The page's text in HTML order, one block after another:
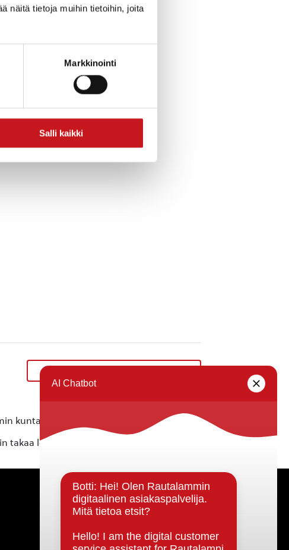
näitä tietoja muihin tietoihin, joita
Markkinointi
Salli kaikki
kunta ei vastaa tietojen oikeellisuudesta.
takaa löytyvällä
Päätöksenteko ja lähidemokratia
Päätökset, esityslistat & pöytäkirjat